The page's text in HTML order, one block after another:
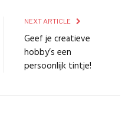
NEXT ARTICLE
Geef je creatieve
hobby’s een
persoonlijk tintje!